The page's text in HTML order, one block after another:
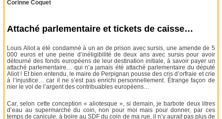
Corinne Coquet
Attaché parlementaire et tickets de caisse…
Louis Aliot a été condamné à un an de prison avec sursis, une amende de 5
000 euros et une peine d’inéligibilité de deux ans avec sursis pour avoir
détourné des fonds européens de leur destination initiale, à savoir payer un
attaché parlementaire… qui n’a jamais été attaché parlementaire du député
Aliot ! Et bien entendu, le maire de Perpignan pousse des cris d’orfraie et crie
à l’injustice… car il ne s’est pas enrichi personnellement. Étrange façon de
nier le vol de l’argent des contribuables européens…
Car, selon cette conception « aliotesque », si demain, je barbote deux litres
d’eau au supermarché du coin, non pour moi mais pour donner, par ces
temps de canicule, à boire au SDF du coin de ma rue, il n’y aurait pas plus de